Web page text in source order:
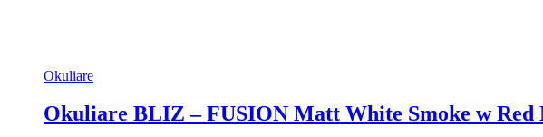
Okuliare
Okuliare BLIZ – FUSION Matt White Smoke w